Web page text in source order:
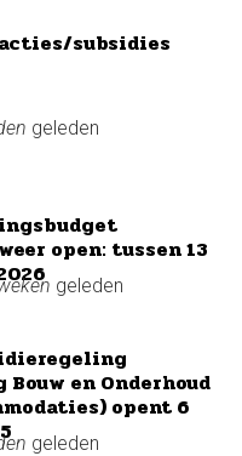
subsidies
geleden
open: tussen 13
geleden
en Onderhoud
opent 6
geleden